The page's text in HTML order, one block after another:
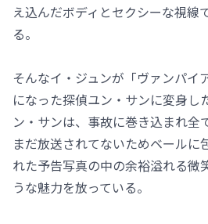
え込んだボディとセクシーな視線
る。
そんなイ・ジュンが「ヴァンパイ
になった探偵ユン・サンに変身し
ン・サンは、事故に巻き込まれ全
まだ放送されてないためベールに
れた予告写真の中の余裕溢れる微
うな魅力を放っている。